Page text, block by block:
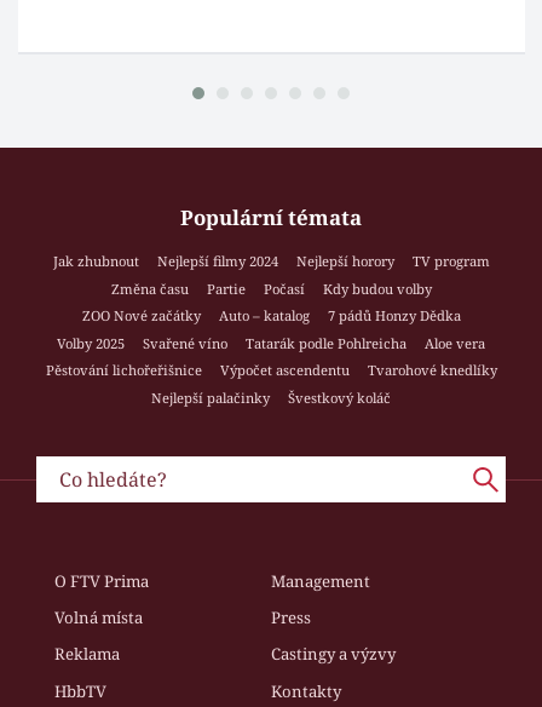
Populární témata
Jak zhubnout Nejlepší filmy 2024 Nejlepší horory
TV program
Změna času
Partie Počasí
Kdy budou volby
ZOO Nové začátky
Auto – katalog
7 pádů Honzy Dědka
Volby 2025
Svařené víno Tatarák podle Pohlreicha
Aloe vera
Pěstování lichořeřišnice
Výpočet ascendentu
Tvarohové knedlíky
Nejlepší palačinky
Švestkový koláč
O FTV Prima
Management
Volná místa
Press
Reklama
Castingy a výzvy
HbbTV
Kontakty